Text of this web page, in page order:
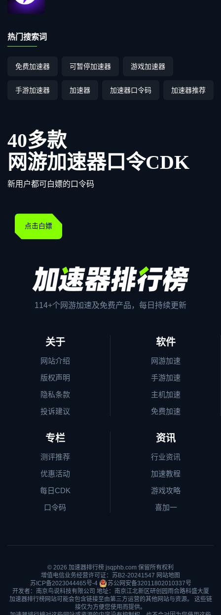
热门搜索词
免费加速器 可暂停加速器 游戏加速器
手游加速器 加速器 加速器口令码 加速器推荐
40多款
网游加速器口令CDK
新用户都可白嫖的口令码
点击白嫖
114+个网游加速及免费产品，每日持续更新
关于
网站介绍
版权声明
隐私条款
投诉建议
软件
网游加速
手游加速
主机加速
免费加速
专栏
测评推荐
优惠活动
每日CDK
口令码
资讯
行业资讯
加速教程
游戏攻略
喜加一
© 2026 加速器排行榜 jsqphb.com 保留所有权利
增值电信业务经营许可证：苏B2-20241547 网站地图
苏ICP备2023044465号-4
苏公网安备32011802010337号
开发者：南京鸟说科技有限公司 地址：南京江北新区研创园雨合路科盛大厦
加速器排行榜网站可能会包含链接至由第三方运营的其他网站与资源。 这些链
接仅为方便您使用而提供。